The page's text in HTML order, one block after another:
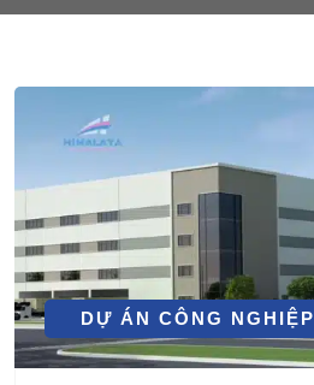
DỰ ÁN CÔNG NGHIỆP